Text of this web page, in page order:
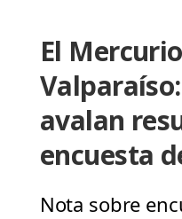
El
avalan
encuesta
Nota sobre